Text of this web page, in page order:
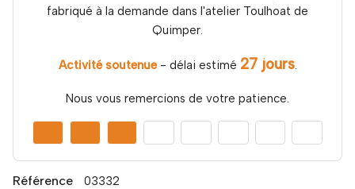
fabriqué à la demande dans l'atelier Toulhoat de
Quimper.
Activité soutenue- délai estimé 27 jours.
Nous vous remercions de votre patience.
Référence 03332